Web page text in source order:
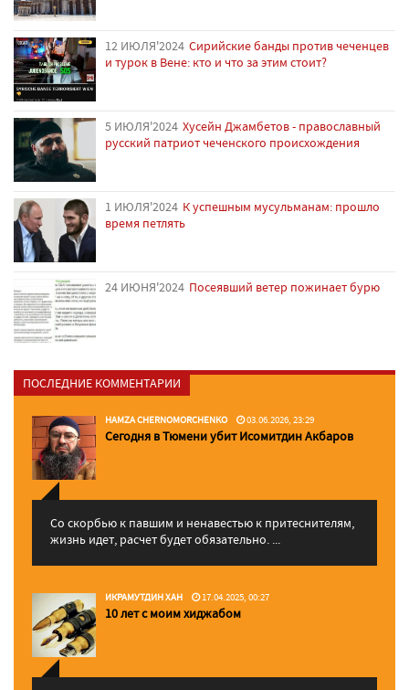
12 ИЮЛЯ'2024 Сирийские банды против чеченцев
и турок в Вене: кто и что за этим стоит?
5 ИЮЛЯ'2024 Хусейн Джамбетов - православный
русский патриот чеченского происхождения
1 ИЮЛЯ'2024 К успешным мусульманам: прошло
время петлять
24 ИЮНЯ'2024 Посеявший ветер пожинает бурю
ПОСЛЕДНИЕ КОММЕНТАРИИ
HAMZA CHERNOMORCHENKO 03.06.2026, 23:29
Сегодня в Тюмени убит Исомитдин Акбаров
Со скорбью к павшим и ненавестью к притеснителям,
жизнь идет, расчет будет обязательно. ...
ИКРАМУТДИН ХАН 17.04.2025, 00:27
10 лет с моим хиджабом